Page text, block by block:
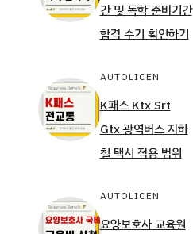
간 및 독학 준비기간
합격 수기 확인하기
AUTOLICEN
K패스 Ktx Srt
Gtx 광역버스 지하
철 택시 적용 범위
AUTOLICEN
요양보호사 교육원